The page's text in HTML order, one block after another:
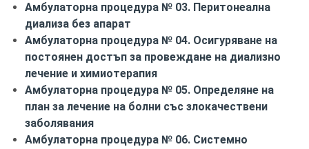
Амбулаторна процедура № 03. Перитонеална
диализа без апарат
Амбулаторна процедура № 04. Осигуряване на
постоянен достъп за провеждане на диализно
лечение и химиотерапия
Амбулаторна процедура № 05. Определяне на
план за лечение на болни със злокачествени
заболявания
Амбулаторна процедура № 06. Системно